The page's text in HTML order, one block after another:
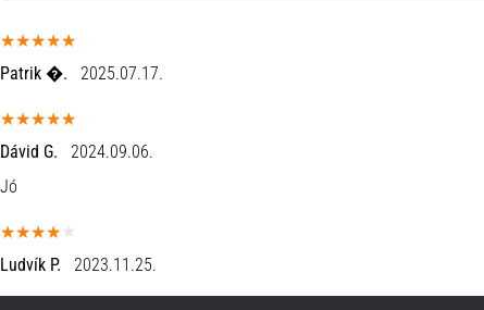
Patrik �. 2025.07.17.
Dávid G.
2024.09.06.
Jó
Ludvík P. 2023.11.25.